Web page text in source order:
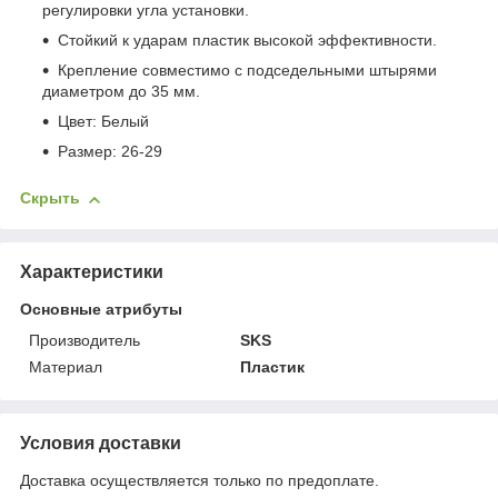
регулировки угла установки.
Стойкий к ударам пластик высокой эффективности.
Крепление совместимо с подседельными штырями
диаметром до 35 мм.
Цвет: Белый
Размер: 26-29
Скрыть
Характеристики
Основные атрибуты
Производитель
SKS
Материал
Пластик
Условия доставки
Доставка осуществляется только по предоплате.